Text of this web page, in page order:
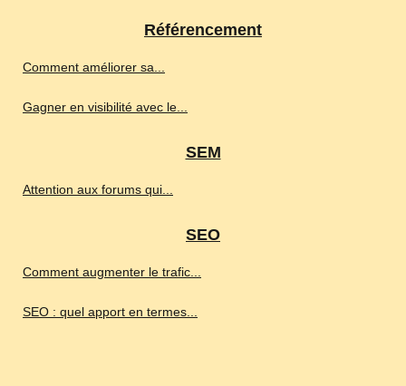
Référencement
Comment améliorer sa...
Gagner en visibilité avec le...
SEM
Attention aux forums qui...
SEO
Comment augmenter le trafic...
SEO : quel apport en termes...